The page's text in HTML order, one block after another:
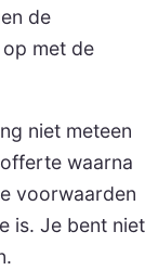
de
met de
niet meteen
waarna
voorwaarden
is. Je bent niet